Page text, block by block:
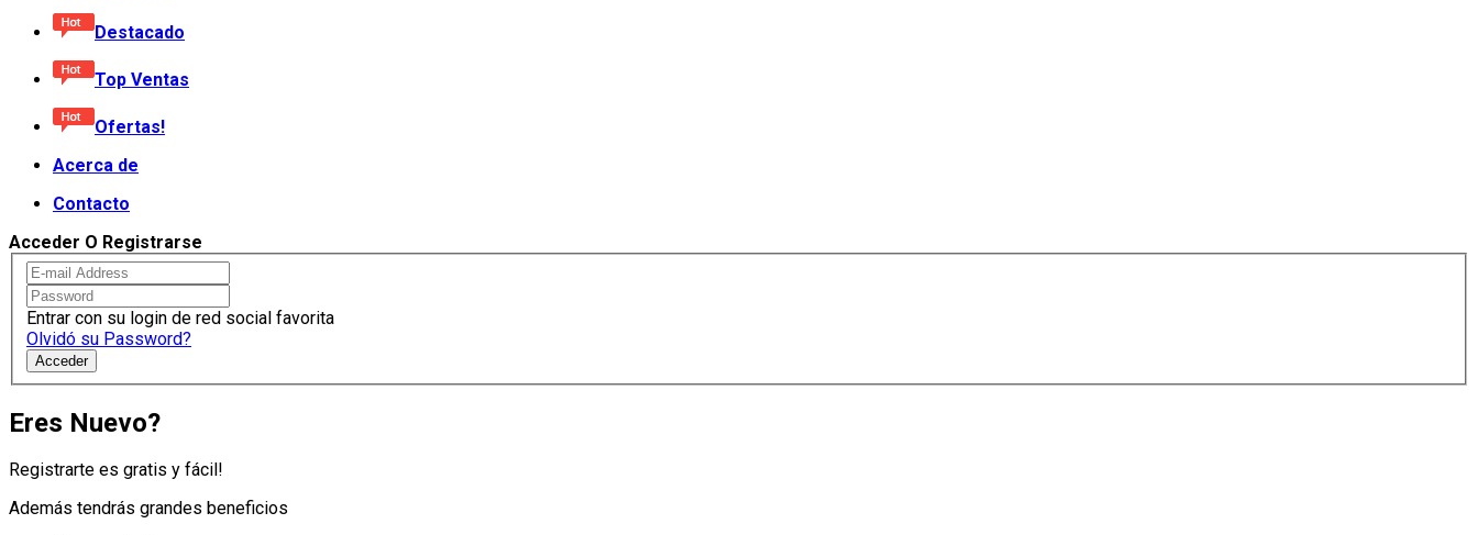
Destacado
Top Ventas
Ofertas!
Acerca de
Contacto
Acceder O Registrarse
Entrar con su login de red social favorita
Olvidó su Password?
Acceder
Eres Nuevo?
Registrarte es gratis y fácil!
Además tendrás grandes beneficios